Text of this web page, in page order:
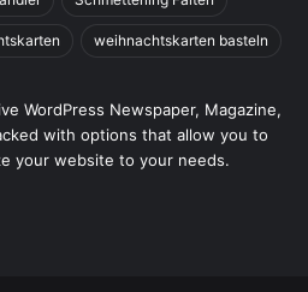
weihnachtskarten basteln
WordPress Newspaper, Magazine,
with options that allow you to
your website to your needs.